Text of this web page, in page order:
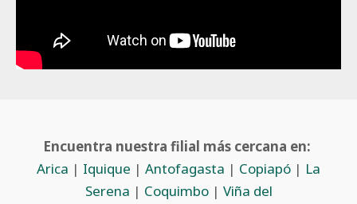
Encuentra nuestra filial más cercana en:
Arica | Iquique | Antofagasta | Copiapó | La
Serena | Coquimbo| Viña del